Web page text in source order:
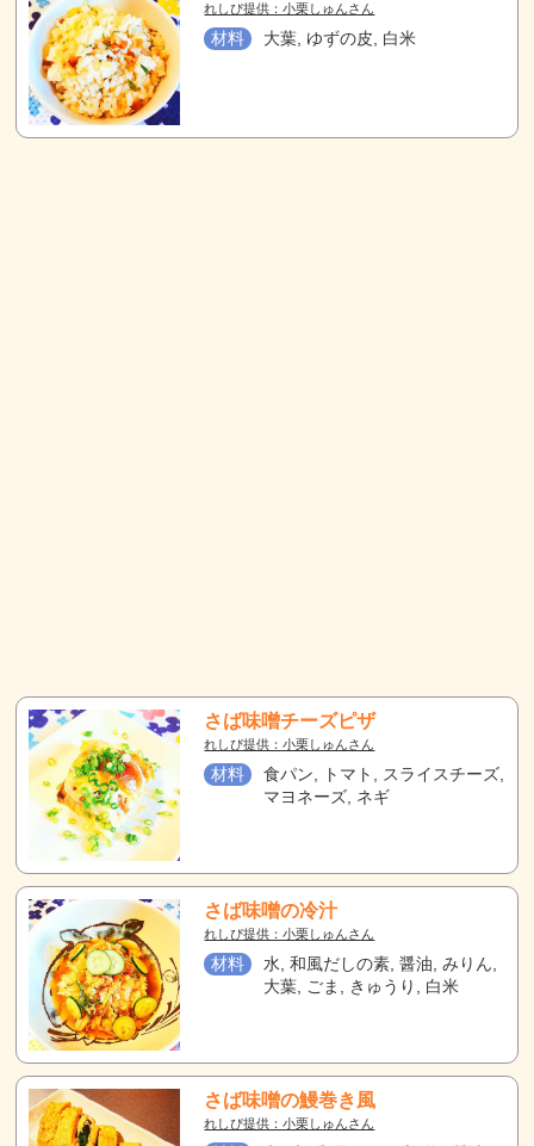
れしぴ提供：小栗しゅんさん
材料 大葉, ゆずの皮, 白米
さば味噌チーズピザ
れしぴ提供：小栗しゅんさん
材料
食パン, トマト, スライスチーズ,
マヨネーズ, ネギ
さば味噌の冷汁
れしぴ提供：小栗しゅんさん
材料
水, 和風だしの素, 醤油, みりん,
大葉, ごま, きゅうり, 白米
さば味噌の鰻巻き風
れしぴ提供：小栗しゅんさん